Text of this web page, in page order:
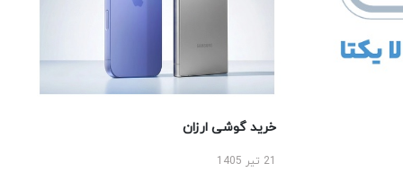
خرید گوشی ارزان